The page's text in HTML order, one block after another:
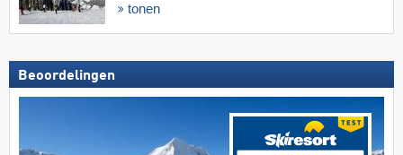
tonen
Beoordelingen